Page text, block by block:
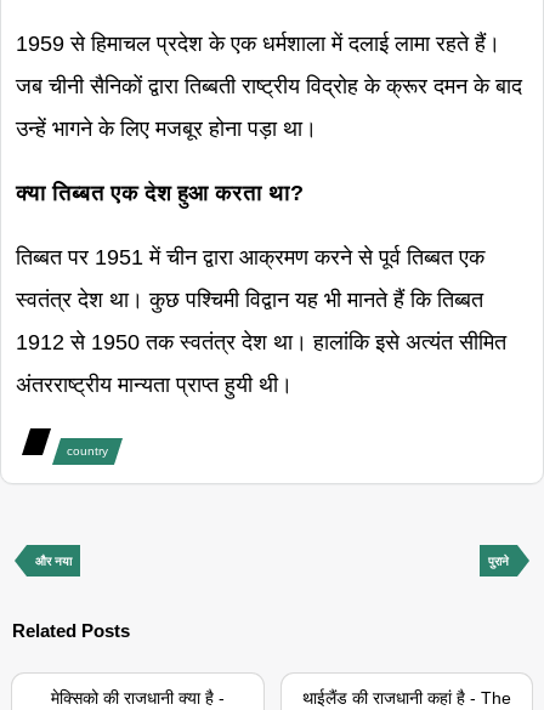
1959 से हिमाचल प्रदेश के एक धर्मशाला में दलाई लामा रहते हैं।
जब चीनी सैनिकों द्वारा तिब्बती राष्ट्रीय विद्रोह के क्रूर दमन के बाद
उन्हें भागने के लिए मजबूर होना पड़ा था।
क्या तिब्बत एक देश हुआ करता था?
तिब्बत पर 1951 में चीन द्वारा आक्रमण करने से पूर्व तिब्बत एक
स्वतंत्र देश था। कुछ पश्चिमी विद्वान यह भी मानते हैं कि तिब्बत
1912 से 1950 तक स्वतंत्र देश था। हालांकि इसे अत्यंत सीमित
अंतरराष्ट्रीय मान्यता प्राप्त हुयी थी।
country
और नया पुराने
Related Posts
मेक्सिको की राजधानी क्या है -
थाईलैंड की राजधानी कहां है - The